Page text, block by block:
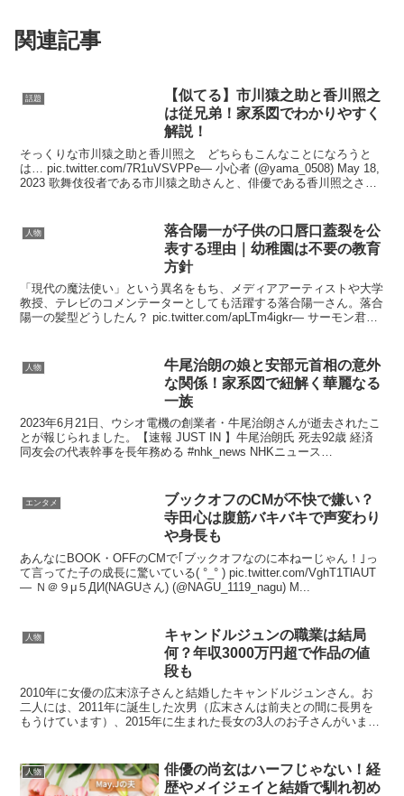
関連記事
話題
【似てる】市川猿之助と香川照之
は従兄弟！家系図でわかりやすく
解説！
そっくりな市川猿之助と香川照之 どちらもこんなことになろうと
は… pic.twitter.com/7R1uVSVPPe— 小心者 (@yama_0508) May 18,
2023 歌舞伎役者である市川猿之助さんと、俳優である香川照之さ
人物
落合陽一が子供の口唇口蓋裂を公
表する理由｜幼稚園は不要の教育
方針
「現代の魔法使い」という異名をもち、メディアアーティストや大学
教授、テレビのコメンテーターとしても活躍する落合陽一さん。落合
陽一の髪型どうしたん？ pic.twitter.com/apLTm4igkr— サーモン君🐉
人物
牛尾治朗の娘と安部元首相の意外
な関係！家系図で紐解く華麗なる
一族
2023年6月21日、ウシオ電機の創業者・牛尾治朗さんが逝去されたこ
とが報じられました。【速報 JUST IN 】牛尾治朗氏 死去92歳 経済
同友会の代表幹事を長年務める #nhk_news NHKニュース
エンタメ
ブックオフのCMが不快で嫌い？
寺田心は腹筋バキバキで声変わり
や身長も
あんなにBOOK・OFFのCMで｢ブックオフなのに本ねーじゃん！｣っ
て言ってた子の成長に驚いている( °_° ) pic.twitter.com/VghT1TlAUT
— Ｎ＠９μ５ДИ(NAGUさん) (@NAGU_1119_nagu) M...
人物
キャンドルジュンの職業は結局
何？年収3000万円超で作品の値
段も
2010年に女優の広末涼子さんと結婚したキャンドルジュンさん。お
二人には、2011年に誕生した次男（広末さんは前夫との間に長男を
もうけています）、2015年に生まれた長女の3人のお子さんがいま
人物
俳優の尚玄はハーフじゃない！経
歴やメイジェイと結婚で馴れ初め